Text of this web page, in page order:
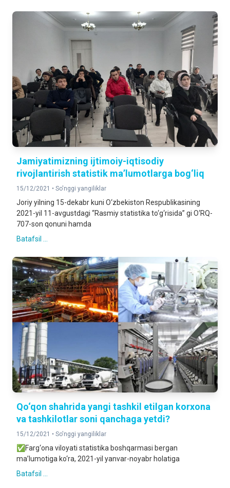
Jamiyatimizning ijtimoiy-iqtisodiy
rivojlantirish statistik ma’lumotlarga bog‘liq
15/12/2021 • So'nggi yangiliklar
Joriy yilning 15-dekabr kuni O‘zbekiston Respublikasining
2021-yil 11-avgustdagi “Rasmiy statistika to‘g‘risida” gi O‘RQ-
707-son qonuni hamda
Batafsil ...
Qo‘qon shahrida yangi tashkil etilgan korxona
va tashkilotlar soni qanchaga yetdi?
15/12/2021 • So'nggi yangiliklar
✅Farg‘ona viloyati statistika boshqarmasi bergan
ma’lumotiga ko‘ra, 2021-yil yanvar-noyabr holatiga
Batafsil ...